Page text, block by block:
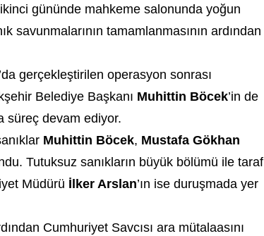
ikinci gününde mahkeme salonunda yoğun
savunmalarının tamamlanmasının ardından
gerçekleştirilen operasyon sonrası
Belediye Başkanı Muhittin Böcek’in de
süreç devam ediyor.
Muhittin Böcek, Mustafa Gökhan
Tutuksuz sanıkların büyük bölümü ile taraf
Müdürü İlker Arslan’ın ise duruşmada yer
Cumhuriyet Savcısı ara mütalaasını